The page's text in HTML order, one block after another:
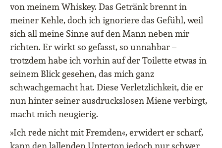
von meinem Whiskey. Das Getränk brennt in
meiner Kehle, doch ich ignoriere das Gefühl, weil
sich all meine Sinne auf den Mann neben mir
richten. Er wirkt so gefasst, so unnahbar –
trotzdem habe ich vorhin auf der Toilette etwas in
seinem Blick gesehen, das mich ganz
schwachgemacht hat. Diese Verletzlichkeit, die er
nun hinter seiner ausdruckslosen Miene verbirgt,
macht mich neugierig.
»Ich rede nicht mit Fremden«, erwidert er scharf,